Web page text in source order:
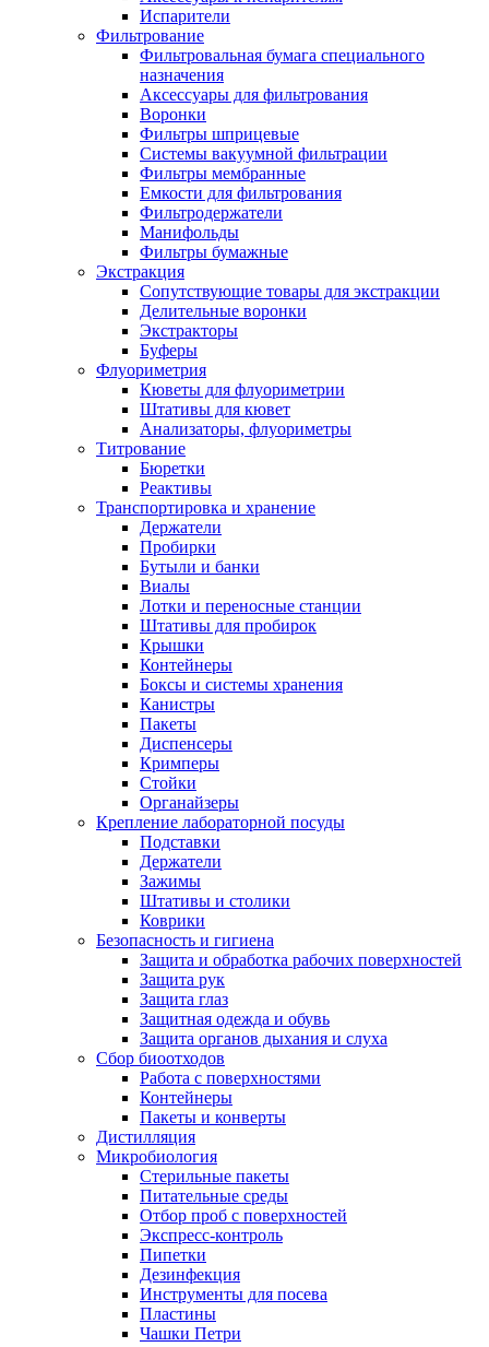
Испарители
Фильтрование
Фильтровальная бумага специального
назначения
Аксессуары для фильтрования
Воронки
Фильтры шприцевые
Системы вакуумной фильтрации
Фильтры мембранные
Емкости для фильтрования
Фильтродержатели
Манифольды
Фильтры бумажные
Экстракция
Сопутствующие товары для экстракции
Делительные воронки
Экстракторы
Буферы
Флуориметрия
Кюветы для флуориметрии
Штативы для кювет
Анализаторы, флуориметры
Титрование
Бюретки
Реактивы
Транспортировка и хранение
Держатели
Пробирки
Бутыли и банки
Виалы
Лотки и переносные станции
Штативы для пробирок
Крышки
Контейнеры
Боксы и системы хранения
Канистры
Пакеты
Диспенсеры
Кримперы
Стойки
Органайзеры
Крепление лабораторной посуды
Подставки
Держатели
Зажимы
Штативы и столики
Коврики
Безопасность и гигиена
Защита и обработка рабочих поверхностей
Защита рук
Защита глаз
Защитная одежда и обувь
Защита органов дыхания и слуха
Сбор биоотходов
Работа с поверхностями
Контейнеры
Пакеты и конверты
Дистилляция
Микробиология
Стерильные пакеты
Питательные среды
Отбор проб с поверхностей
Экспресс-контроль
Пипетки
Дезинфекция
Инструменты для посева
Пластины
Чашки Петри